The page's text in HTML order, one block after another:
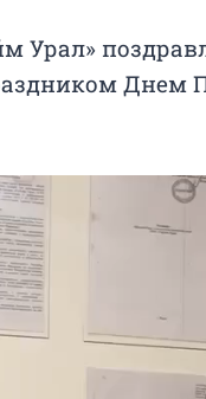
Урал»
Днем